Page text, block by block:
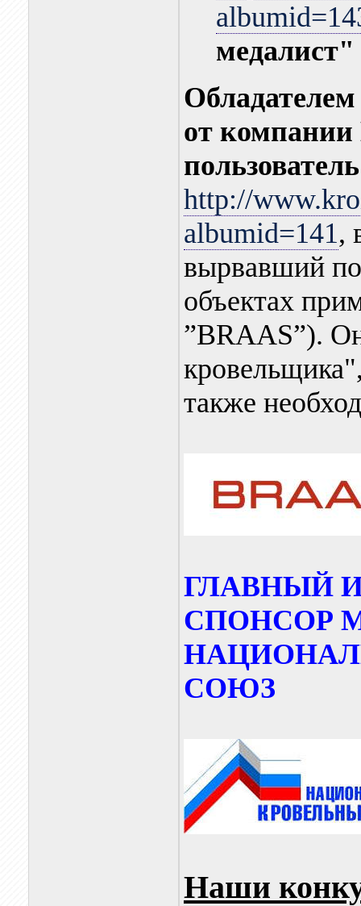
медалист"
от компании
http://
albumid=141,
вырвавший
объектах
”BRAAS”).
также
ГЛАВНЫЙ
СПОНСОР
СОЮЗ
Наши